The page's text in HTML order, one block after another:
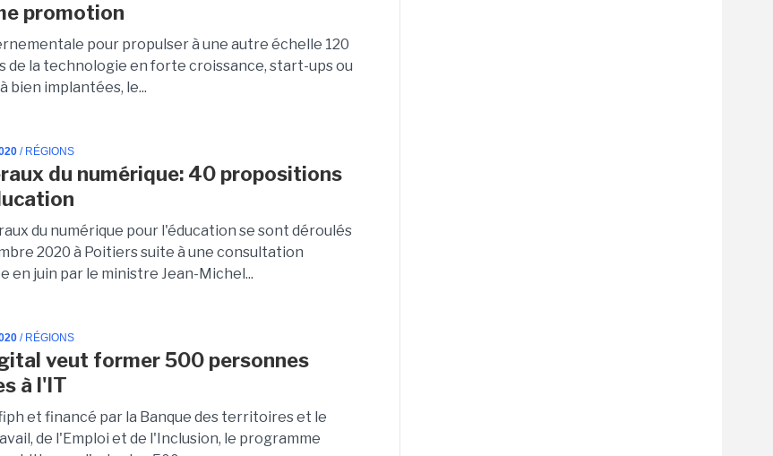
promotion
pour propulser à une autre échelle 120
de la technologie en forte croissance, start-ups ou
bien implantées, le...
/ RÉGIONS
du numérique: 40 propositions
du numérique pour l'éducation se sont déroulés
2020 à Poitiers suite à une consultation
en juin par le ministre Jean-Michel...
/ RÉGIONS
veut former 500 personnes
à l'IT
et financé par la Banque des territoires et le
de l'Emploi et de l'Inclusion, le programme